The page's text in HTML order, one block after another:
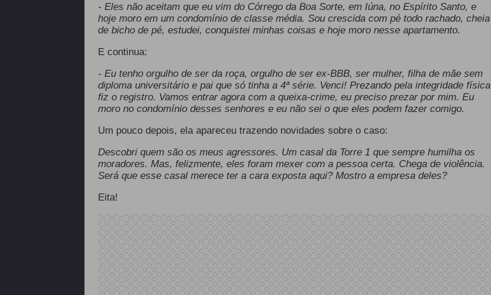
- Eles não aceitam que eu vim do Córrego da Boa Sorte, em Iúna, no Espírito Santo, e
hoje moro em um condomínio de classe média. Sou crescida com pé todo rachado, cheia
de bicho de pé, estudei, conquistei minhas coisas e hoje moro nesse apartamento.
E continua:
- Eu tenho orgulho de ser da roça, orgulho de ser ex-BBB, ser mulher, filha de mãe sem
diploma universitário e pai que só tinha a 4ª série. Venci! Prezando pela integridade física
fiz o registro. Vamos entrar agora com a queixa-crime, eu preciso prezar por mim. Eu
moro no condomínio desses senhores e eu não sei o que eles podem fazer comigo.
Um pouco depois, ela apareceu trazendo novidades sobre o caso:
Descobri quem são os meus agressores. Um casal da Torre 1 que sempre humilha os
moradores. Mas, felizmente, eles foram mexer com a pessoa certa. Chega de violência.
Será que esse casal merece ter a cara exposta aqui? Mostro a empresa deles?
Eita!